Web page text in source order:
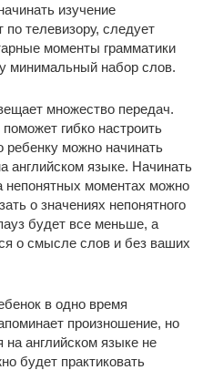
изучение
по телевизору, следует
моменты грамматики
минимальный набор слов.
множество передач.
гибко настроить
ребенку можно начинать
английском языке. Начинать
непонятных моментах можно
о значениях непонятного
будет все меньше, а
о смысле слов и без ваших
в одно время
произношение, но
на английском языке не
будет практиковать